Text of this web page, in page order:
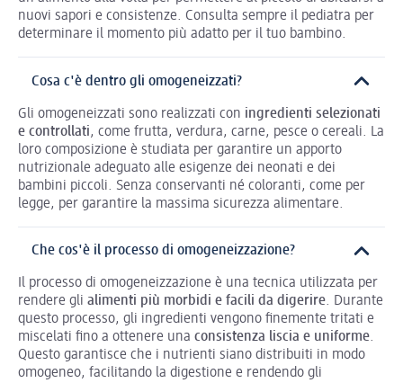
nuovi sapori e consistenze. Consulta sempre il pediatra per
determinare il momento più adatto per il tuo bambino.
Cosa c'è dentro gli omogeneizzati?
Gli omogeneizzati sono realizzati con ingredienti selezionati
e controllati, come frutta, verdura, carne, pesce o cereali. La
loro composizione è studiata per garantire un apporto
nutrizionale adeguato alle esigenze dei neonati e dei
bambini piccoli. Senza conservanti né coloranti, come per
legge, per garantire la massima sicurezza alimentare.
Che cos'è il processo di omogeneizzazione?
Il processo di omogeneizzazione è una tecnica utilizzata per
rendere gli alimenti più morbidi e facili da digerire. Durante
questo processo, gli ingredienti vengono finemente tritati e
miscelati fino a ottenere una consistenza liscia e uniforme.
Questo garantisce che i nutrienti siano distribuiti in modo
omogeneo, facilitando la digestione e rendendo gli